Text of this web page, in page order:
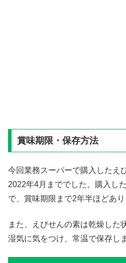
賞味期限・保存方法
今回業務スーパーで購入したえ
2022年4月まででした。購入し
で、賞味期限まで2年半ほどあり
また、えびせんの素は乾燥した
湿気に気をつけ、常温で保存し